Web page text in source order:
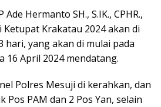
Hermanto SH., S.IK., CPHR.,
Krakatau 2024 akan di
hari, yang akan di mulai pada
16 April 2024 mendatang.
Polres Mesuji di kerahkan, dan
Pos PAM dan 2 Pos Yan, selain